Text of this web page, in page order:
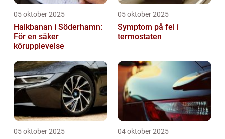
05 oktober 2025
Halkbanan i Söderhamn:
För en säker
körupplevelse
05 oktober 2025
Symptom på fel i
termostaten
05 oktober 2025 04 oktober 2025